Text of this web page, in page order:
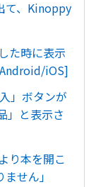
て、Kinoppy
た時に表示
iOS]
」ボタンが
」と表示さ
り本を開こ
せん」